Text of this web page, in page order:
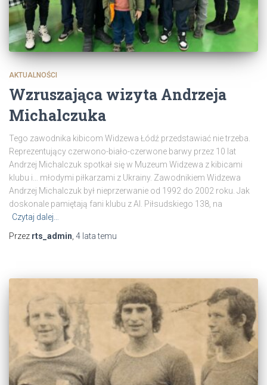
AKTUALNOŚCI
Wzruszająca wizyta Andrzeja
Michalczuka
Tego zawodnika kibicom Widzewa Łódź przedstawiać nie trzeba.
Reprezentujący czerwono-biało-czerwone barwy przez 10 lat
Andrzej Michalczuk spotkał się w Muzeum Widzewa z kibicami
klubu i… młodymi piłkarzami z Ukrainy. Zawodnikiem Widzewa
Andrzej Michalczuk był nieprzerwanie od 1992 do 2002 roku. Jak
doskonale pamiętają fani klubu z Al. Piłsudskiego 138, na
Czytaj dalej…
Przez rts_admin 4 latatemu